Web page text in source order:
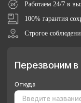
Работаем 24/7 в
100% гарантия
Строгое
Перезвоним в
Откуда